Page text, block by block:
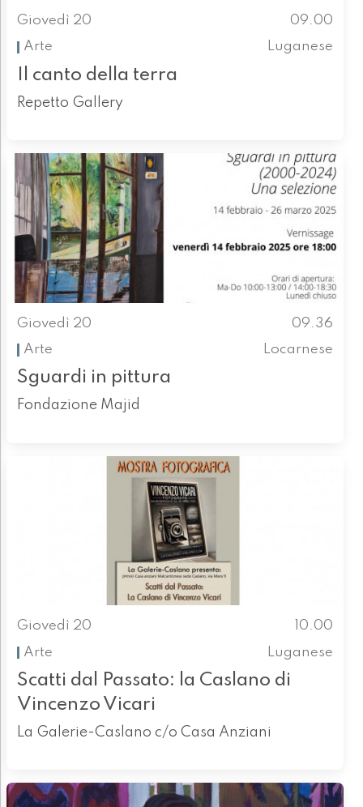
Giovedì 20
09.00
Arte
Luganese
Il canto della terra
Repetto Gallery
Giovedì 20
09.36
Arte
Locarnese
Sguardi in pittura
Fondazione Majid
Giovedì 20
10.00
Arte
Luganese
Scatti dal Passato: la Caslano di
Vincenzo Vicari
La Galerie-Caslano c/o Casa Anziani